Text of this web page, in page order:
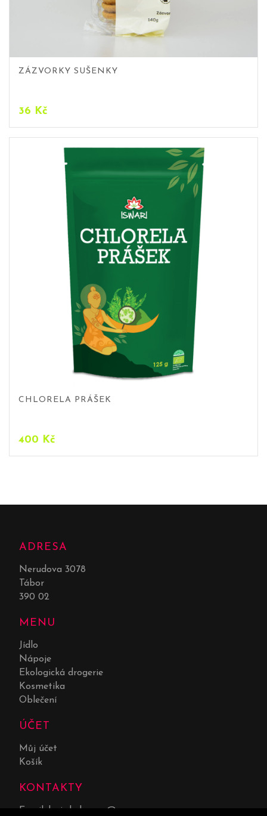
ZÁZVORKY SUŠENKY
36 Kč
CHLORELA PRÁŠEK
400 Kč
ADRESA
Nerudova 3078
Tábor
390 02
MENU
Jídlo
Nápoje
Ekologická drogerie
Kosmetika
Oblečení
ÚČET
Můj účet
Košík
KONTAKTY
Email: lucie.kolarova@seznam.cz